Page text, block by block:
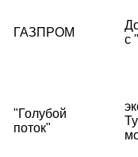
ГАЗПРОМ
с
"Голубой
поток"